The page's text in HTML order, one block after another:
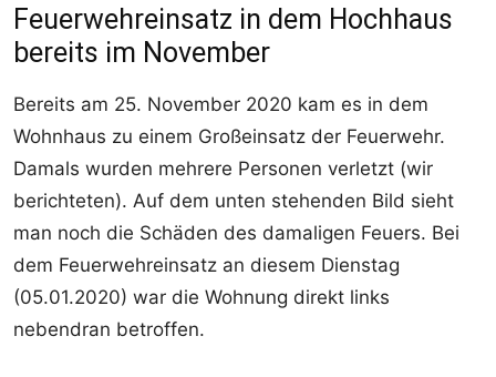
Feuerwehreinsatz in dem Hochhaus
bereits im November
Bereits am 25. November 2020 kam es in dem
Wohnhaus zu einem Großeinsatz der Feuerwehr.
Damals wurden mehrere Personen verletzt (wir
berichteten). Auf dem unten stehenden Bild sieht
man noch die Schäden des damaligen Feuers. Bei
dem Feuerwehreinsatz an diesem Dienstag
(05.01.2020) war die Wohnung direkt links
nebendran betroffen.